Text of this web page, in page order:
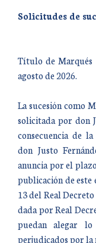
Solicitudes de
Título de Marqués
agosto de 2026.
La sucesión como
solicitada por don
consecuencia de
don Justo
anuncia por el
publicación de
13 del Real
dada por Real
puedan alegar lo
perjudicados por la